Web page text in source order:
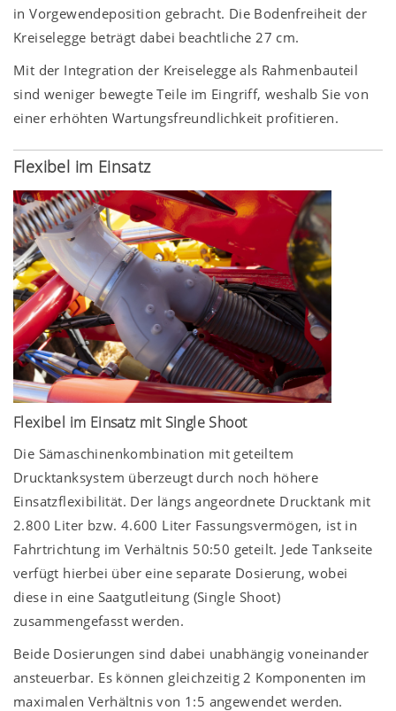
in Vorgewendeposition gebracht. Die Bodenfreiheit der
Kreiselegge beträgt dabei beachtliche27 cm.
Mit der Integration der Kreiselegge als Rahmenbauteil
sind weniger bewegte Teile im Eingriff, weshalb Sie von
einer erhöhten Wartungsfreundlichkeit profitieren.
Flexibel im Einsatz
Flexibel im Einsatz mit Single Shoot
Die Sämaschinenkombination mit geteiltem
Drucktanksystem überzeugt durch noch höhere
Einsatzflexibilität. Der längs angeordnete Drucktank mit
2.800 Liter bzw. 4.600 Liter Fassungsvermögen, ist in
Fahrtrichtung im Verhältnis 50:50 geteilt. Jede Tankseite
verfügt hierbei über eine separate Dosierung, wobei
diese in eine Saatgutleitung (Single Shoot)
zusammengefasst werden.
Beide Dosierungen sind dabei unabhängig voneinander
ansteuerbar. Es können gleichzeitig 2 Komponenten im
maximalen Verhältnis von 1:5 angewendet werden.